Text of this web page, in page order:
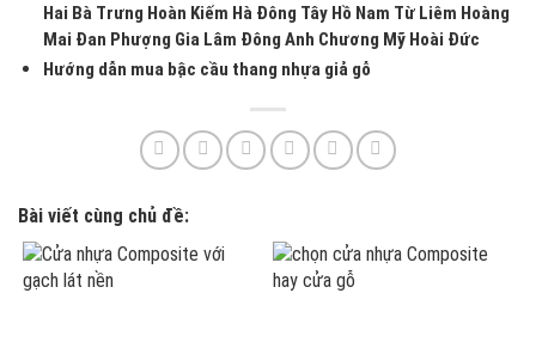
Hai Bà Trưng Hoàn Kiếm Hà Đông Tây Hồ Nam Từ Liêm Hoàng
Mai Đan Phượng Gia Lâm Đông Anh Chương Mỹ Hoài Đức
Hướng dẫn mua bậc cầu thang nhựa giả gỗ
Bài viết cùng chủ đề: